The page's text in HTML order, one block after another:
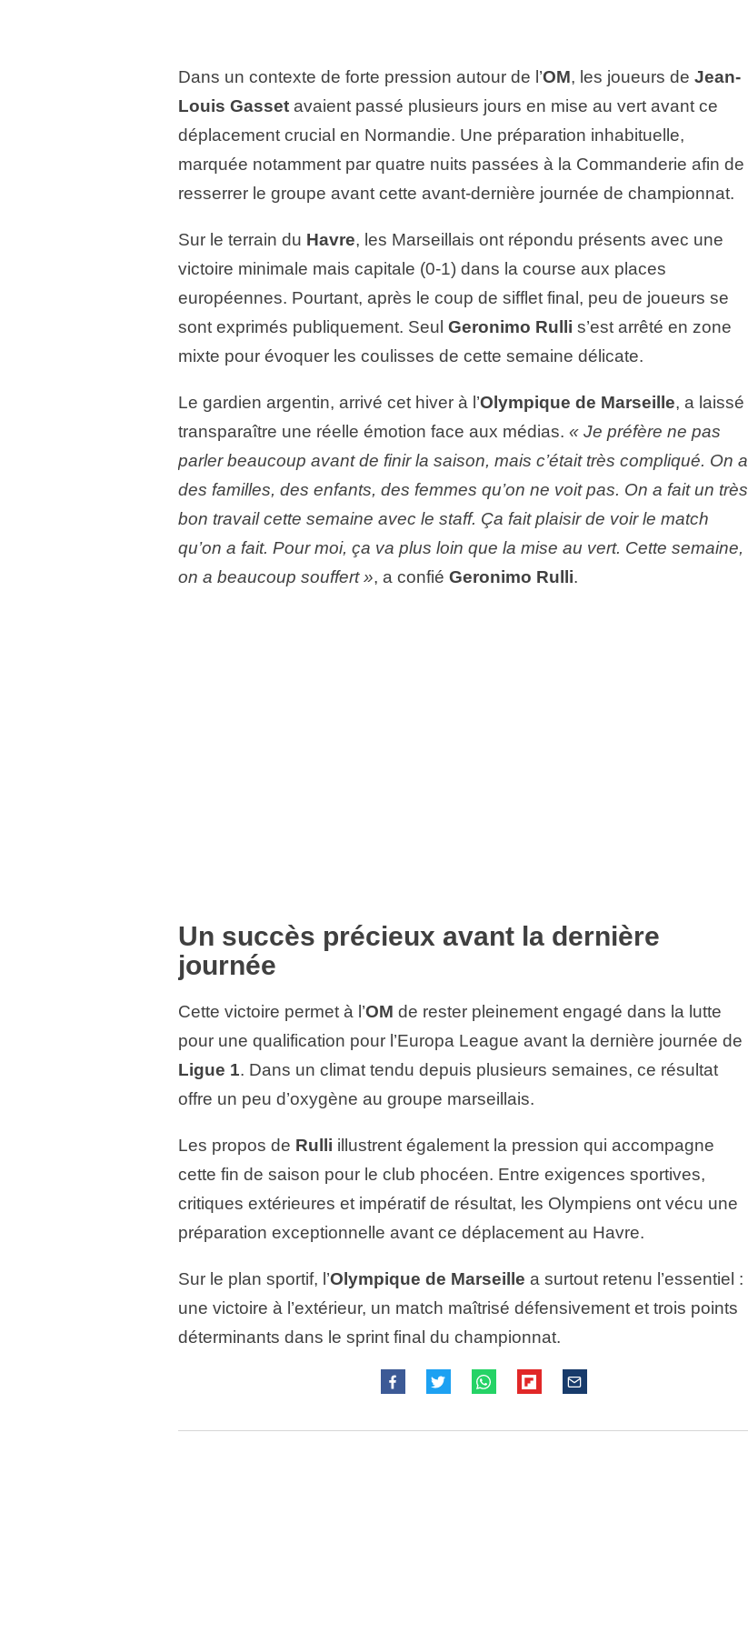
Dans un contexte de forte pression autour de l’OM, les joueurs de Jean-
Louis Gasset avaient passé plusieurs jours en mise au vert avant ce
déplacement crucial en Normandie. Une préparation inhabituelle,
marquée notamment par quatre nuits passées à la Commanderie afin de
resserrer le groupe avant cette avant-dernière journée de championnat.
Sur le terrain du Havre, les Marseillais ont répondu présents avec une
victoire minimale mais capitale (0-1) dans la course aux places
européennes. Pourtant, après le coup de sifflet final, peu de joueurs se
sont exprimés publiquement. Seul Geronimo Rulli s’est arrêté en zone
mixte pour évoquer les coulisses de cette semaine délicate.
Le gardien argentin, arrivé cet hiver à l’Olympique de Marseille, a laissé
transparaître une réelle émotion face aux médias. « Je préfère ne pas
parler beaucoup avant de finir la saison, mais c’était très compliqué. On a
des familles, des enfants, des femmes qu’on ne voit pas. On a fait un très
bon travail cette semaine avec le staff. Ça fait plaisir de voir le match
qu’on a fait. Pour moi, ça va plus loin que la mise au vert. Cette semaine,
on a beaucoup souffert », a confié Geronimo Rulli.
Un succès précieux avant la dernière
journée
Cette victoire permet à l’OM de rester pleinement engagé dans la lutte
pour une qualification pour l’Europa League avant la dernière journée de
Ligue 1. Dans un climat tendu depuis plusieurs semaines, ce résultat
offre un peu d’oxygène au groupe marseillais.
Les propos de Rulli illustrent également la pression qui accompagne
cette fin de saison pour le club phocéen. Entre exigences sportives,
critiques extérieures et impératif de résultat, les Olympiens ont vécu une
préparation exceptionnelle avant ce déplacement au Havre.
Sur le plan sportif, l’Olympique de Marseille a surtout retenu l’essentiel :
une victoire à l’extérieur, un match maîtrisé défensivement et trois points
déterminants dans le sprint final du championnat.